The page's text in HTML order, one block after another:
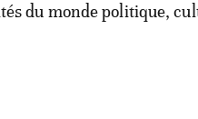
du monde politique,